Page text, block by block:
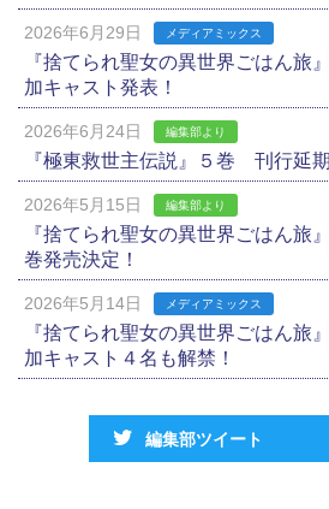
2026年6月29日 メディアミックス
『捨てられ聖女の異世界ごはん旅
加キャスト発表！
2026年6月24日 編集部より
『極東救世主伝説』５巻 刊行延
2026年5月15日 編集部より
『捨てられ聖女の異世界ごはん旅
巻発売決定！
2026年5月14日 メディアミックス
『捨てられ聖女の異世界ごはん旅
加キャスト４名も解禁！
編集部ツイート